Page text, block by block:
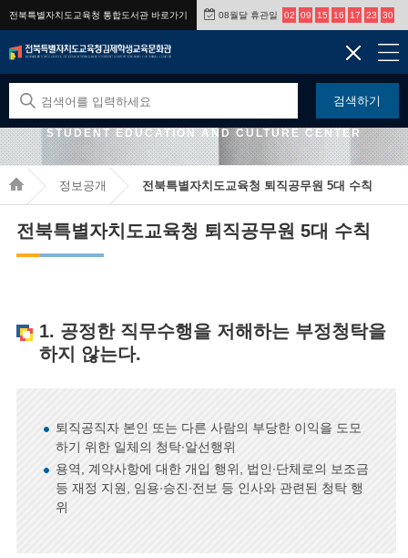
전북특별자치도교육청 통합도서관 바로가기 08월달 휴관일 02 09 15 16 17 23 30
검색하기
JEONBUK STATE OFFICE OF EDUCATION GIMJE
STUDENT EDUCATION AND CULTURE CENTER
정보공개 전북특별자치도교육청 퇴직공무원 5대 수칙
전북특별자치도교육청 퇴직공무원 5대 수칙
1. 공정한 직무수행을 저해하는 부정청탁을
하지 않는다.
퇴직공직자 본인 또는 다른 사람의 부당한 이익을 도모
하기 위한 일체의 청탁∙알선행위
용역, 계약사항에 대한 개입 행위, 법인∙단체로의 보조금
등 재정 지원, 임용∙승진∙전보 등 인사와 관련된 청탁 행
위